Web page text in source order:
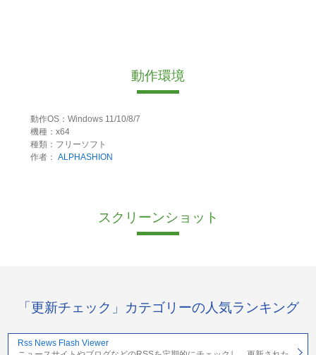
動作環境
動作OS：Windows 11/10/8/7
機種：x64
種類：フリーソフト
作者： ALPHASHION
スクリーンショット
「更新チェック」カテゴリーの人気ランキング
Rss News Flash Viewer